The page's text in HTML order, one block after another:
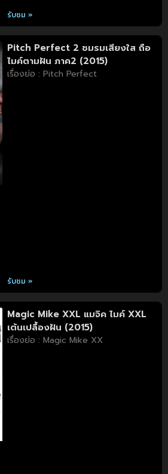
รับชม »
Pitch Perfect 2 ชมรมเสียงใส ถือ
ไมค์ตามฝัน ภาค2 (2015)
เรื่องย่อ : Pitch Perfect
รับชม »
Magic Mike XXL แมจิค ไมค์ XXL
เต้นเปลื้องฝัน (2015)
เรื่องย่อ : Magic Mike XX